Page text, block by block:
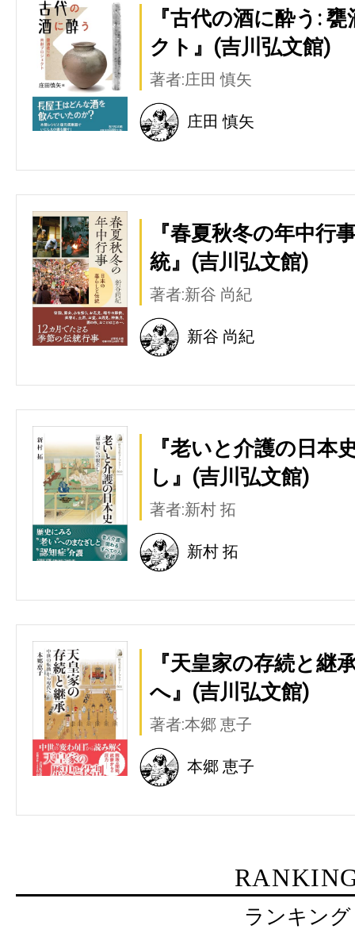
『古代の酒に酔う:
クト』(吉川弘文館)
著者:庄田 慎矢
庄田 慎矢
『春夏秋冬の年中行
統』(吉川弘文館)
著者:新谷 尚紀
新谷 尚紀
『老いと介護の日本
し』(吉川弘文館)
著者:新村 拓
新村 拓
『天皇家の存続と継
へ』(吉川弘文館)
著者:本郷 恵子
本郷 恵子
ランキング